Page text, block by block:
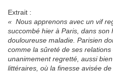
Extrait :
« Nous apprenons avec un vif
succombé hier à Paris, dans son
douloureuse maladie. Parisien
comme la sûreté de ses
unanimement regretté, aussi
littéraires, où la finesse avisée